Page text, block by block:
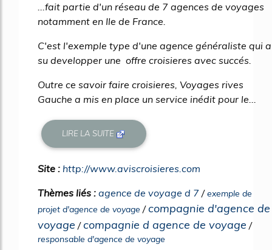
...fait partie d'un réseau de 7 agences de voyages
notamment en Ile de France.
C'est l'exemple type d'une agence généraliste qui a
su developper une offre croisieres avec succés.
Outre ce savoir faire croisieres, Voyages rives
Gauche a mis en place un service inédit pour le...
LIRE LA SUITE
Site : http://www.aviscroisieres.com
Thèmes liés : agence de voyage d 7 /exemple de
projet d'agence de voyage /compagnie d'agence de
voyage /compagnie d agence de voyage /
responsable d'agence de voyage